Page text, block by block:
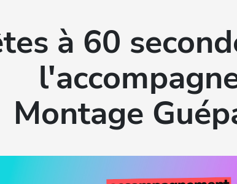
à 60
Montage